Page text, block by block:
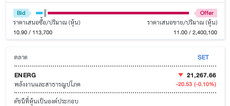
Bid Offer
ราคาเสนอซื้อ/ปริมาณ (หุ้น)
10.90 / 113,700
ราคาเสนอขาย/ปริมาณ (หุ้น)
11.00 / 2,400,100
ตลาด
SET
ENERG
พลังงานและสาธารณูปโภค
21,267.66
-20.53 (-0.10%)
ดัชนีที่หุ้นเป็นองค์ประกอบ